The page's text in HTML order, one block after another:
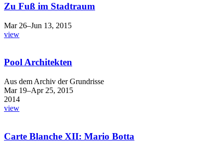
Zu Fuß im Stadtraum
Mar 26–Jun 13, 2015
view
Pool Architekten
Aus dem Archiv der Grundrisse
Mar 19–Apr 25, 2015
2014
view
Carte Blanche XII: Mario Botta